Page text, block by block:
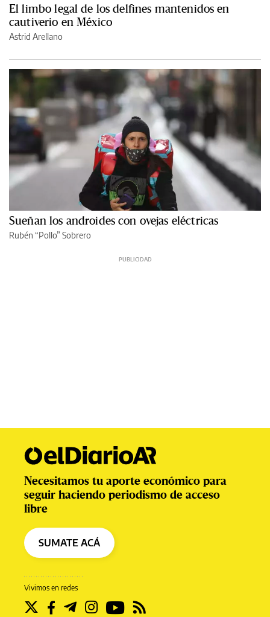
El limbo legal de los delfines mantenidos en
cautiverio en México
Astrid Arellano
Sueñan los androides con ovejas eléctricas
Rubén “Pollo” Sobrero
Vivimos en redes
Necesitamos tu aporte económico para
seguir haciendo periodismo de acceso
libre
SUMATE ACÁ